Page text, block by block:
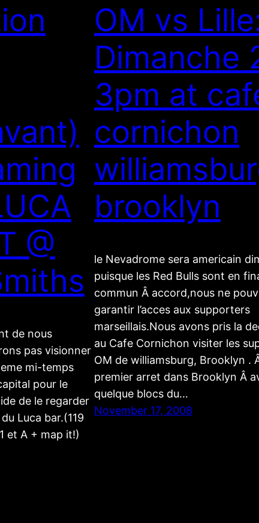
@
de nous
pas visionner
mi-temps
pour le
de le regarder
Luca bar.(119
et A + map it!)
OM vs
Dimanche
3pm at
cornichon
brooklyn
le Nevadrome sera americain
puisque les Red Bulls sont en
commun Â accord,nous ne
garantir l’acces aux supporters
marseillais.Nous avons pris la
au Cafe Cornichon visiter les
OM de williamsburg, Brooklyn .
premier arret dans Brooklyn Â
quelque blocs du…
November 17, 2008